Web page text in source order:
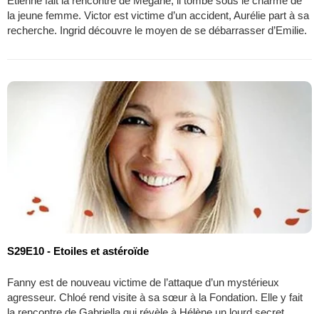
la jeune femme. Victor est victime d’un accident, Aurélie part à sa
recherche. Ingrid découvre le moyen de se débarrasser d’Emilie.
S29E10 - Etoiles et astéroïde
Fanny est de nouveau victime de l’attaque d’un mystérieux
agresseur. Chloé rend visite à sa sœur à la Fondation. Elle y fait